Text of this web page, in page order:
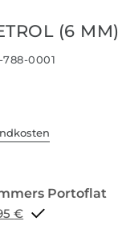
(6 MM)
788-0001
Portoflat schon ab 9,95 €